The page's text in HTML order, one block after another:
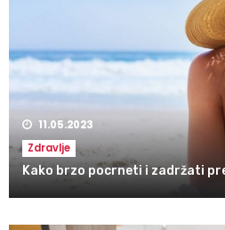
11.05.2023
Zdravlje
Kako brzo pocrneti i zadržati